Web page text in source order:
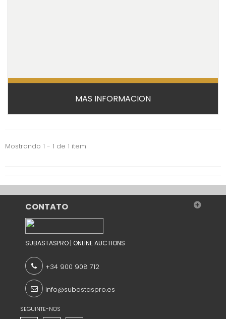
ADJUDICACAO DIRECTA
MAS INFORMACION
Mostrando 1 - 1 de 1 item
CONTATO
SUBASTASPRO | ONLINE AUCTIONS
+34 900 908 712
info@subastaspro.es
SEGUINTE-NOS